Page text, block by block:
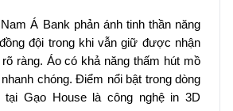
Á Bank phản ánh tinh thần năng
đội trong khi vẫn giữ được nhận
ràng. Áo có khả năng thấm hút mồ
chóng. Điểm nổi bật trong dòng
tại Gạo House là công nghệ in 3D